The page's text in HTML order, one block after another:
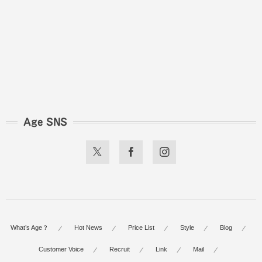
Age SNS
What’s Age？ Hot News Price List Style Blog
Customer Voice Recruit Link Mail